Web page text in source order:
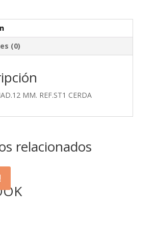
(0)
MM. REF.ST1 CERDA
relacionados